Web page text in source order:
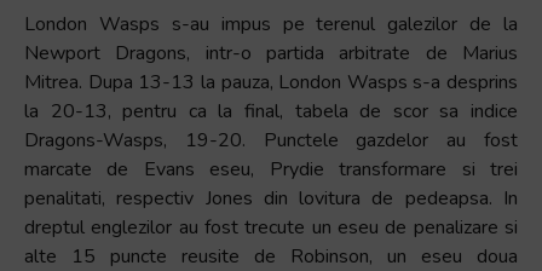
London Wasps s-au impus pe terenul galezilor de la
Newport Dragons, intr-o partida arbitrate de Marius
Mitrea. Dupa 13-13 la pauza, London Wasps s-a desprins
la 20-13, pentru ca la final, tabela de scor sa indice
Dragons-Wasps, 19-20. Punctele gazdelor au fost
marcate de Evans eseu, Prydie transformare si trei
penalitati, respectiv Jones din lovitura de pedeapsa. In
dreptul englezilor au fost trecute un eseu de penalizare si
alte 15 puncte reusite de Robinson, un eseu doua